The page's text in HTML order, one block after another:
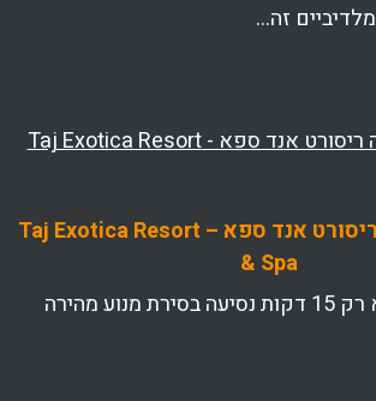
זה…
טאג’ אקזוטיקה ריסורט אנד ספא – Taj Exotica Resort
& Spa
אתר הנופש נמצא רק 15 דקות נסיעה בסירת מנוע מהירה